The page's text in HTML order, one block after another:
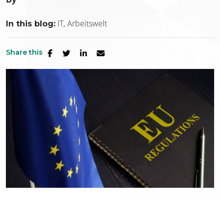
In this blog: IT Arbeitswelt
Share this